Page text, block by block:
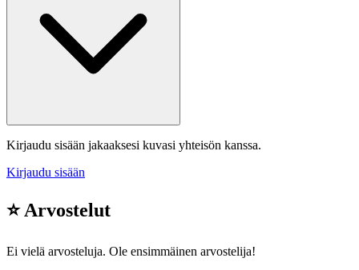
Kirjaudu sisään jakaaksesi kuvasi yhteisön kanssa.
Kirjaudu sisään
⭐ Arvostelut
Ei vielä arvosteluja. Ole ensimmäinen arvostelija!